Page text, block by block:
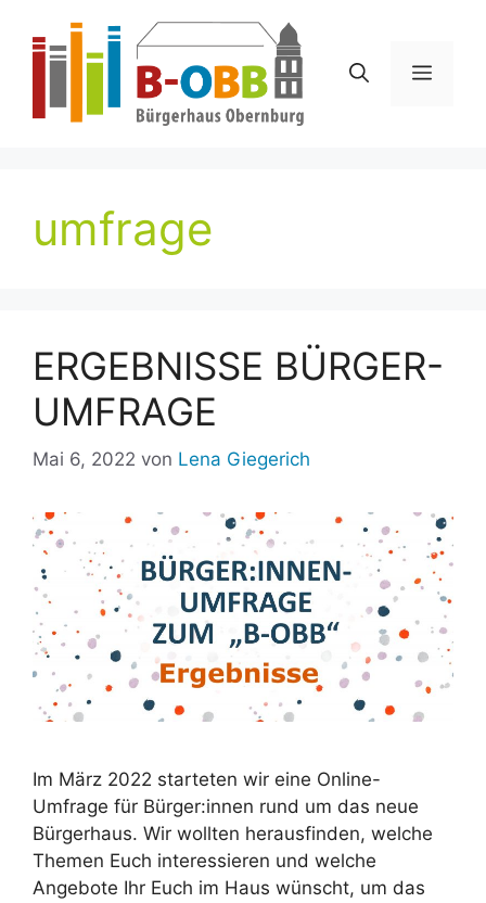
Inhalt
springen
Menü
umfrage
ERGEBNISSE BÜRGER-
UMFRAGE
Mai 6, 2022 von Lena Giegerich
Im März 2022 starteten wir eine Online-
Umfrage für Bürger:innen rund um das neue
Bürgerhaus. Wir wollten herausfinden, welche
Themen Euch interessieren und welche
Angebote Ihr Euch im Haus wünscht, um das